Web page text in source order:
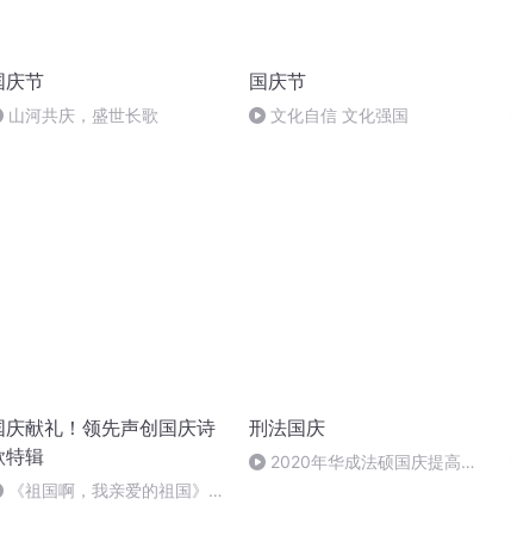
庆节
山河共庆，盛世长歌
国庆节
文化自信 文化强国
庆献礼！领先声创国庆诗
特辑
《祖国啊，我亲爱的祖国》温
刑法国庆
2020年华成法硕国庆提高班